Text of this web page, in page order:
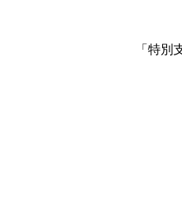
「特